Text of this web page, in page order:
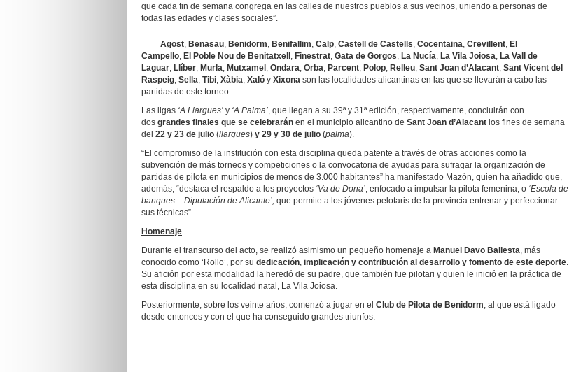
que cada fin de semana congrega en las calles de nuestros pueblos a sus vecinos, uniendo a personas de
todas las edades y clases sociales”.
Agost, Benasau, Benidorm, Benifallim, Calp, Castell de Castells, Cocentaina, Crevillent, El
Campello, El Poble Nou de Benitatxell , Finestrat, Gata de Gorgos, La Nucía, La Vila Joiosa, La Vall de
Laguar, Llíber, Murla, Mutxamel , Ondara, Orba, Parcent, Polop, Relleu, Sant Joan d’Alacant, Sant Vicent del
Raspeig, Sella, Tibi, Xàbia, Xaló y Xixona son las localidades alicantinas en las que se llevarán a cabo las
partidas de este torneo.
Las ligas ‘A Llargues’ y ‘A Palma’, que llegan a su 39ª y 31ª edición, respectivamente, concluirán con
dos grandes finales que se celebrarán en el municipio alicantino de Sant Joan d’Alacant los fines de semana
del 22 y 23 de julio (llargues) y 29 y 30 de julio (palma).
“El compromiso de la institución con esta disciplina queda patente a través de otras acciones como la
subvención de más torneos y competiciones o la convocatoria de ayudas para sufragar la organización de
partidas de pilota en municipios de menos de 3.000 habitantes” ha manifestado Mazón, quien ha añadido que,
además, “destaca el respaldo a los proyectos ‘Va de Dona’, enfocado a impulsar la pilota femenina, o ‘Escola de
banques – Diputación de Alicante’, que permite a los jóvenes pelotaris de la provincia entrenar y perfeccionar
sus técnicas”.
Homenaje
Durante el transcurso del acto, se realizó asimismo un pequeño homenaje a Manuel Davo Ballesta, más
conocido como ‘Rollo’, por su dedicación, implicación y contribución al desarrollo y fomento de este deporte.
Su afición por esta modalidad la heredó de su padre, que también fue pilotari y quien le inició en la práctica de
esta disciplina en su localidad natal, La Vila Joiosa.
Posteriormente, sobre los veinte años, comenzó a jugar en el Club de Pilota de Benidorm, al que está ligado
desde entonces y con el que ha conseguido grandes triunfos.